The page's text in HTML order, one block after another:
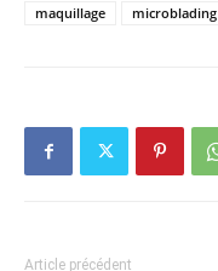
maquillage
microblading
Article précédent